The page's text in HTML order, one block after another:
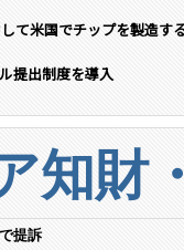
て米国でチップを製造す
提出制度を導入
知財
で提訴